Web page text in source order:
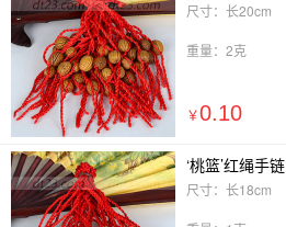
尺寸：长20cm
重量：2克
￥0.10
‘桃篮’红绳手链
尺寸：长18cm